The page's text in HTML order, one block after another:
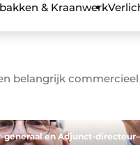
en techniek in de
& Kraanwerk
belangrijk
generaal en Adjunct-